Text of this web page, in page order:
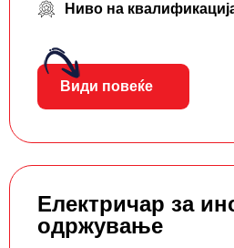
Ниво на
Види повеќе
Електричар за
одржување